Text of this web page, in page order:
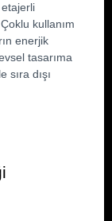
kullanım
enerjik
tasarıma
sıra dışı